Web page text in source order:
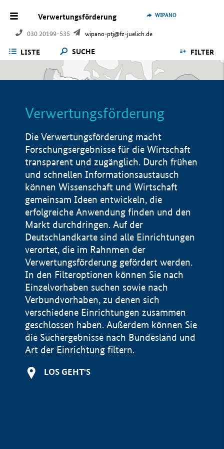
Verwertungsförderung
030 20199-535 wipano-ptj@fz-juelich.de
WIPANO
LISTE SUCHE FILTER
Verwertungsförderung
Die Verwertungsförderung macht
Forschungsergebnisse für die Wirtschaft
transparent und zugänglich. Durch frühen
und schnellen Informationsaustausch
können Wissenschaft und Wirtschaft
gemeinsam Ideen entwickeln, die
erfolgreiche Anwendung finden und den
Markt durchdringen. Auf der
Deutschlandkarte sind alle Einrichtungen
verortet, die im Rahnmen der
Verwertungsförderung gefördert werden.
In den Filteroptionen können Sie nach
Einzelvorhaben suchen sowie nach
Verbundvorhaben, zu denen sich
verschiedene Einrichtungen zusammen
geschlossen haben. Außerdem können Sie
die Suchergebnisse nach Bundesland und
Art der Einrichtung filtern.
LOS GEHT'S